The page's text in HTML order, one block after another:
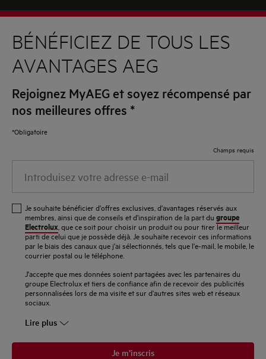
BÉNÉFICIEZ DE TOUS LES
AVANTAGES AEG
Rejoignez MyAEG et soyez récompensé par
nos meilleures offres *
*Obligatoire
Champs requis
votre
e-
mail
Je souhaite bénéficier d'offres exclusives, d'avantages réservés aux
membres, ainsi que de conseils et d'inspiration de la part du groupe
Electrolux , que ce soit pour choisir un produit ou pour tirer le meilleur
parti de celui que je possède déjà. Je souhaite recevoir ces informations
par le biais des canaux que j'ai sélectionnés, tels que l'e-mail, le mobile, le
courrier postal ou le téléphone.
J'accepte que mes données soient partagées avec les partenaires du
groupe Electrolux et tiers de confiance afin de recevoir des publicités
personnalisées lors de ma visite et sur d'autres sites web et réseaux
sociaux.
Lire plus
Je m’inscris